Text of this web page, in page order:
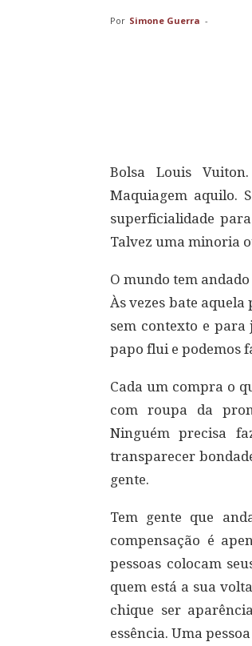
Por Simone Guerra -
Bolsa Louis
Maquiagem aquilo.
superficialidade
Talvez uma minoria
O mundo tem
Às vezes bate aquela
sem contexto e para
papo flui e podemos
Cada um compra o
com roupa da
Ninguém precisa
transparecer
gente.
Tem gente que
compensação é
pessoas colocam
quem está a sua
chique ser
essência. Uma